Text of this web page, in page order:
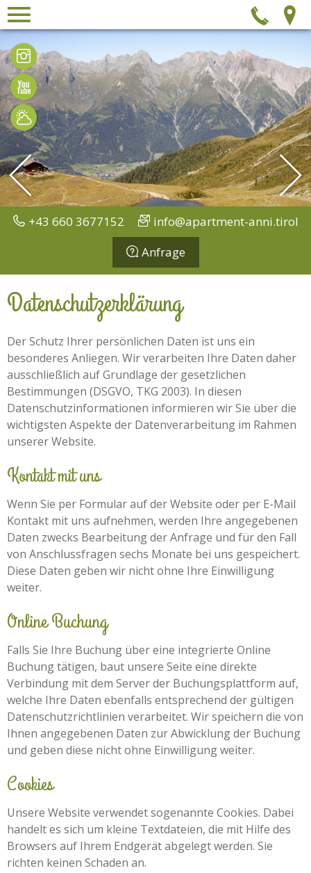
Menü
Bilder
Videos
Wetter
+43 660 3677152
info@apartment-anni.tirol
Anfrage
Datenschutzerklärung
Der Schutz Ihrer persönlichen Daten ist uns ein
besonderes Anliegen. Wir verarbeiten Ihre Daten daher
ausschließlich auf Grundlage der gesetzlichen
Bestimmungen (DSGVO, TKG 2003). In diesen
Datenschutzinformationen informieren wir Sie über die
wichtigsten Aspekte der Datenverarbeitung im Rahmen
unserer Website.
Kontakt mit uns
Wenn Sie per Formular auf der Website oder per E-Mail
Kontakt mit uns aufnehmen, werden Ihre angegebenen
Daten zwecks Bearbeitung der Anfrage und für den Fall
von Anschlussfragen sechs Monate bei uns gespeichert.
Diese Daten geben wir nicht ohne Ihre Einwilligung
weiter.
Online Buchung
Falls Sie Ihre Buchung über eine integrierte Online
Buchung tätigen, baut unsere Seite eine direkte
Verbindung mit dem Server der Buchungsplattform auf,
welche Ihre Daten ebenfalls entsprechend der gültigen
Datenschutzrichtlinien verarbeitet. Wir speichern die von
Ihnen angegebenen Daten zur Abwicklung der Buchung
und geben diese nicht ohne Einwilligung weiter.
Cookies
Unsere Website verwendet sogenannte Cookies. Dabei
handelt es sich um kleine Textdateien, die mit Hilfe des
Browsers auf Ihrem Endgerät abgelegt werden. Sie
richten keinen Schaden an.